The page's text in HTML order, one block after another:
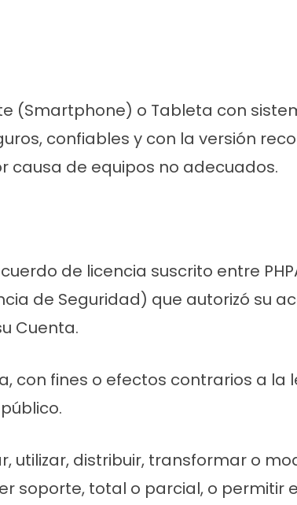
(Smartphone) o Tableta con
confiables y con la versión
causa de equipos no adecuados.
de licencia suscrito entre
de Seguridad) que autorizó su
Cuenta.
con fines o efectos contrarios a la
utilizar, distribuir, transformar o
soporte, total o parcial, o permitir